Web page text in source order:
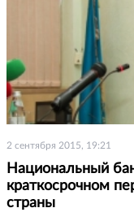
2 сентября 2015, 19:21
Национальный
краткосрочном
страны